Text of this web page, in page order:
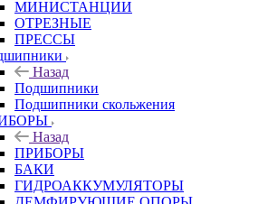
МИНИСТАНЦИИ
ОТРЕЗНЫЕ
ПРЕССЫ
Назад
Подшипники
Подшипники скольжения
Назад
ПРИБОРЫ
БАКИ
ГИДРОАККУМУЛЯТОРЫ